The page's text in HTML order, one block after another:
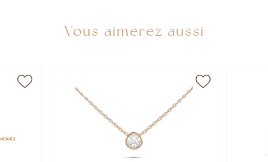
Vous aimerez aussi